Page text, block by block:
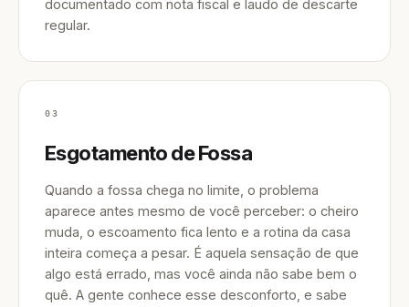
documentado com nota fiscal e laudo de descarte
regular.
03
Esgotamento de Fossa
Quando a fossa chega no limite, o problema
aparece antes mesmo de você perceber: o cheiro
muda, o escoamento fica lento e a rotina da casa
inteira começa a pesar. É aquela sensação de que
algo está errado, mas você ainda não sabe bem o
quê. A gente conhece esse desconforto, e sabe